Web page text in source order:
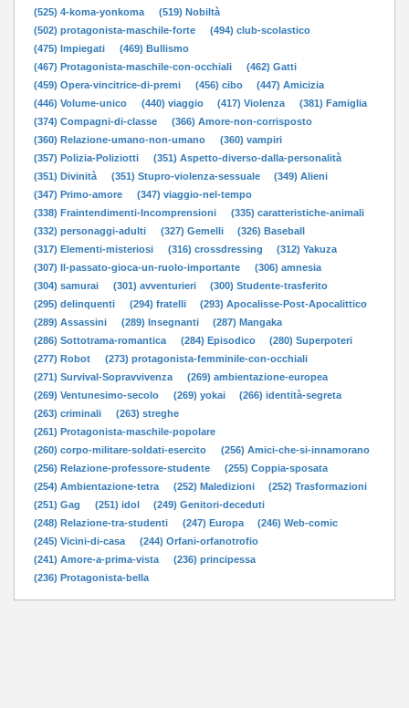
(525) 4-koma-yonkoma
(519) Nobiltà
(502) protagonista-maschile-forte
(494) club-scolastico
(475) Impiegati
(469) Bullismo
(467) Protagonista-maschile-con-occhiali
(462) Gatti
(459) Opera-vincitrice-di-premi
(456) cibo
(447) Amicizia
(446) Volume-unico
(440) viaggio (417) Violenza
(381) Famiglia
(374) Compagni-di-classe
(366) Amore-non-corrisposto
(360) Relazione-umano-non-umano
(360) vampiri
(357) Polizia-Poliziotti
(351) Aspetto-diverso-dalla-personalità
(351) Divinità
(351) Stupro-violenza-sessuale
(349) Alieni
(347) Primo-amore
(347) viaggio-nel-tempo
(338) Fraintendimenti-Incomprensioni
(335) caratteristiche-animali
(332) personaggi-adulti
(327) Gemelli
(326) Baseball
(317) Elementi-misteriosi
(316) crossdressing
(312) Yakuza
(307) Il-passato-gioca-un-ruolo-importante
(306) amnesia
(304) samurai
(301) avventurieri
(300) Studente-trasferito
(295) delinquenti
(294) fratelli
(293) Apocalisse-Post-Apocalittico
(289) Assassini
(289) Insegnanti
(287) Mangaka
(286) Sottotrama-romantica
(284) Episodico
(280) Superpoteri
(277) Robot
(273) protagonista-femminile-con-occhiali
(271) Survival-Sopravvivenza
(269) ambientazione-europea
(269) Ventunesimo-secolo
(269) yokai
(266) identità-segreta
(263) criminali
(263) streghe
(261) Protagonista-maschile-popolare
(260) corpo-militare-soldati-esercito
(256) Amici-che-si-innamorano
(256) Relazione-professore-studente
(255) Coppia-sposata
(254) Ambientazione-tetra
(252) Maledizioni
(252) Trasformazioni
(251) Gag
(251) idol
(249) Genitori-deceduti
(248) Relazione-tra-studenti
(247) Europa
(246) Web-comic
(245) Vicini-di-casa
(244) Orfani-orfanotrofio
(241) Amore-a-prima-vista
(236) principessa
(236) Protagonista-bella